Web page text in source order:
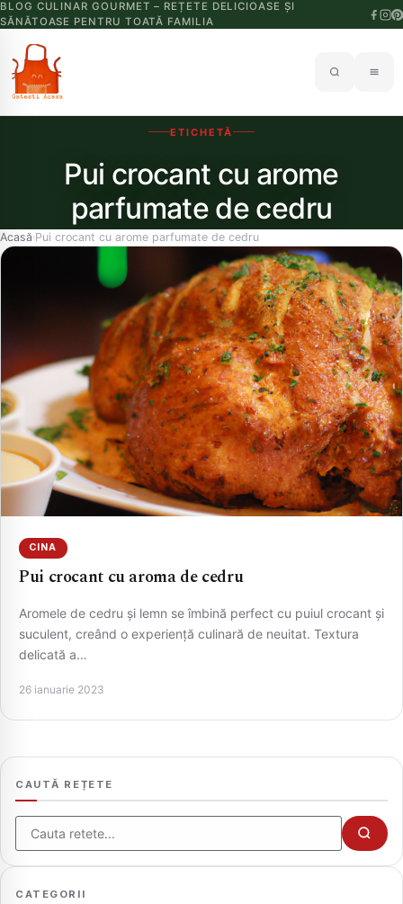
BLOG CULINAR GOURMET – REȚETE DELICIOASE ȘI
SĂNĂTOASE PENTRU TOATĂ FAMILIA
CAUTA
ETICHETĂ
Pui crocant cu arome
parfumate de cedru
Acasă›Pui crocant cu arome parfumate de cedru
CINA
Pui crocant cu aroma de cedru
Aromele de cedru și lemn se îmbină perfect cu puiul crocant și
suculent, creând o experiență culinară de neuitat. Textura
delicată a…
26 ianuarie 2023
CAUTĂ REȚETE
Cauta
CATEGORII